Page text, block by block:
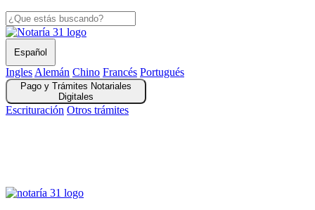
Español
Ingles Alemán Chino Francés Portugués
Pago y Trámites Notariales
Digitales
Escrituración Otros trámites